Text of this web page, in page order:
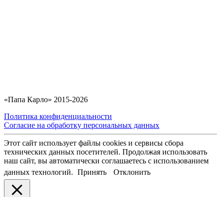
«Папа Карло» 2015-2026
Политика конфиденциальности
Согласие на обработку персональных данных
Этот сайт использует файлы cookies и сервисы сбора
технических данных посетителей. Продолжая использовать
наш сайт, вы автоматически соглашаетесь с использованием
данных технологий. Принять Отклонить